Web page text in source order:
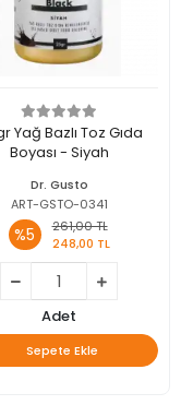
Yağ Bazlı Toz Gıda
Boyası - Siyah
Dr. Gusto
ART-GSTO-0341
%5
261,00 TL
248,00 TL
Adet
Sepete Ekle